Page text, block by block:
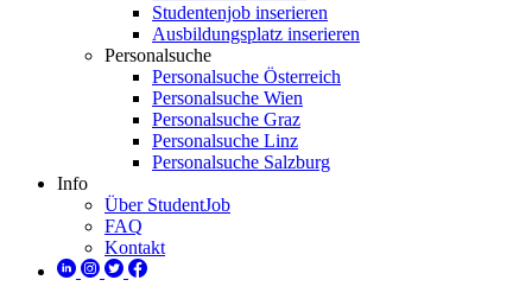
Studentenjob inserieren
Ausbildungsplatz inserieren
Personalsuche
Personalsuche Österreich
Personalsuche Wien
Personalsuche Graz
Personalsuche Linz
Personalsuche Salzburg
Info
Über StudentJob
FAQ
Kontakt